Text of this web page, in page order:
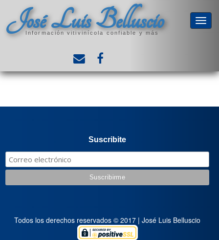
José Luis Belluscio
Información vitivinícola confiable y más
Suscribite
Todos los derechos reservados © 2017 | José Luis Belluscio